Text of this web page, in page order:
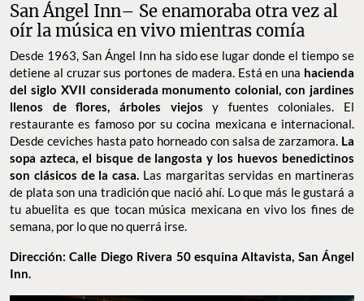
San Ángel Inn– Se enamoraba otra vez al
oír la música en vivo mientras comía
Desde 1963, San Ángel Inn ha sido ese lugar donde el tiempo se
detiene al cruzar sus portones de madera. Está en una hacienda
del siglo XVII considerada monumento colonial, con jardines
llenos de flores, árboles viejos y fuentes coloniales. El
restaurante es famoso por su cocina mexicana e internacional.
Desde ceviches hasta pato horneado con salsa de zarzamora. La
sopa azteca, el bisque de langosta y los huevos benedictinos
son clásicos de la casa. Las margaritas servidas en martineras
de plata son una tradición que nació ahí. Lo que más le gustará a
tu abuelita es que tocan música mexicana en vivo los fines de
semana, por lo que no querrá irse.
Dirección: Calle Diego Rivera 50 esquina Altavista, San Ángel
Inn.